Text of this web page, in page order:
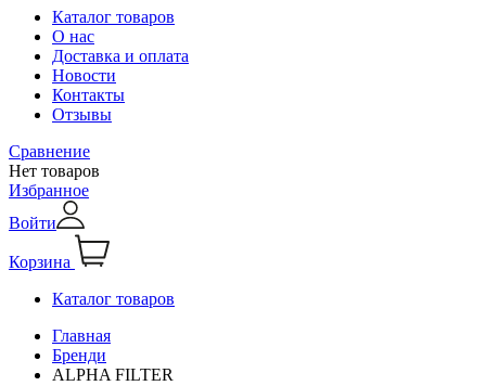
Каталог товаров
О нас
Доставка и оплата
Новости
Контакты
Отзывы
Сравнение
Нет товаров
Избранное
Войти
Корзина
Каталог товаров
Главная
Бренди
ALPHA FILTER